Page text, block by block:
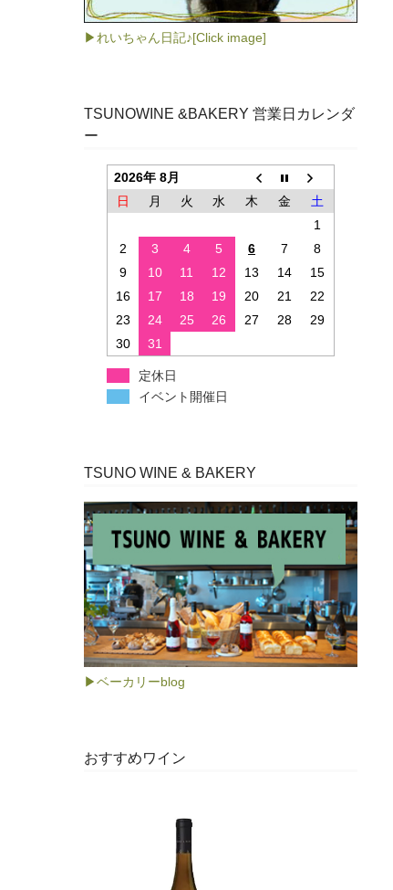
▶れいちゃん日記♪[Click image]
TSUNOWINE &BAKERY 営業日カレンダ
ー
2026年 8月
日
月 火 水 木 金
土
1
2
3 4 5 6 7
8
9
10 11 12 13 14
15
16
17 18 19 20 21
22
23
24 25 26 27 28
29
30
31
定休日
イベント開催日
TSUNO WINE & BAKERY
▶ベーカリーblog
おすすめワイン